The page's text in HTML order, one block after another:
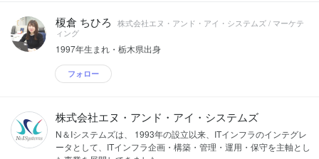
制度が充実しています。各々が自身の志
また社員自身の価値向上を目指していま
す。
秘書技能検定の資格を保有し、ホスピタ
辺業務を担い、お客様がコア業務に専念
ル/オンラインで実施しています。自身の
キャリア形成につながる研修や社内認定
制度が充実しています。各々が自身の志
極的で、建設DXやIoTソリューションな
す。 独自サービス「DXクラーク™」で
DX推進をご支援するサービスを提供して
います。 独自サービス「ITセクレタリィ
®」では、お客様のIT業務をサポート。
秘書技能検定の資格を保有し、ホスピタ
榎倉 ちひろ
株式会社エヌ・アンド・アイ・システムズ / マーケテ
ィング
1997年生まれ・栃木県出身
フォロー
株式会社エヌ・アンド・アイ・システムズ
N＆Iシステムズは、 1993年の設立以来、ITインフラのインテグレ
ータとして、ITインフラ企画・構築・管理・運用・保守を主軸とし